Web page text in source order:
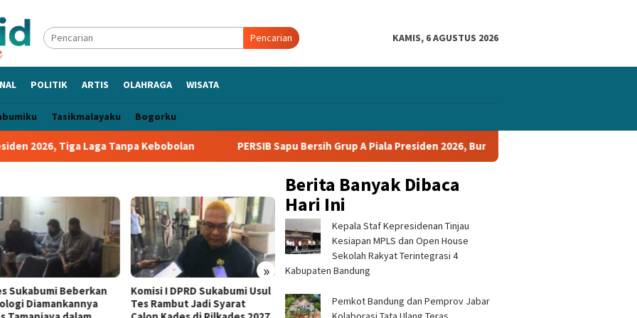
Pencarian KAMIS, 6 AGUSTUS 2026
POLITIK ARTIS OLAHRAGA WISATA
Tasikmalayaku Bogorku
Tiga Laga Tanpa Kebobolan PERSIB Sapu Bersih Grup A Piala Presiden 2026, Bungkam Tampines Rovers 1-0 dan
»
Sukabumi Beberkan
Diamankannya
Komisi I DPRD Sukabumi Usul
Tes Rambut Jadi Syarat
Banggar DPRD dan TAPD
Sinkronkan Anggaran
Hadir di Kalapa Nunggal,
Berita Banyak Dibaca
Hari Ini
Kepala Staf Kepresidenan Tinjau
Kesiapan MPLS dan Open House
Sekolah Rakyat Terintegrasi 4
Kabupaten Bandung
Pemkot Bandung dan Pemprov Jabar